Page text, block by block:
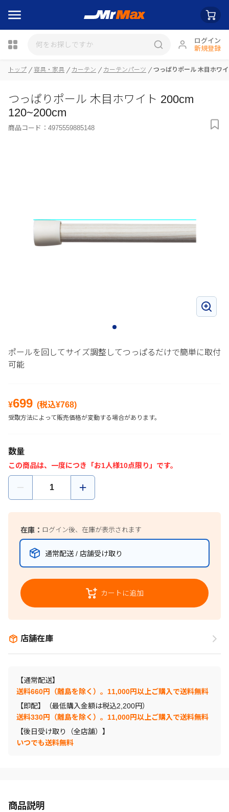
ログイン
新規登録
瓶詰
トップ 寝具・家具 カーテン カーテンパーツ つっぱりポール 木目ホワ
つっぱりポール 木目ホワイト 200cm
120~200cm
商品コード： 4975559885148
ポールを回してサイズ調整してつっぱるだけで簡単に取付
可能
¥699 (税込¥768)
受取方法によって販売価格が変動する場合があります。
数量
この商品は、一度につき「お1人様10点限り」です。
在庫： ログイン後、在庫が表示されます
通常配送 / 店舗受け取り
カートに追加
店舗在庫
【通常配送】
送料660円（離島を除く）。11,000円以上ご購入で送料無料
【即配】（最低購入金額は税込2,200円）
送料330円（離島を除く）。11,000円以上ご購入で送料無料
【後日受け取り（全店舗）】
いつでも送料無料
商品説明